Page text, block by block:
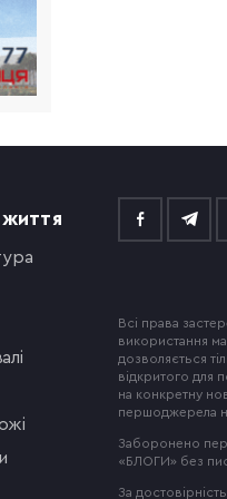
Всі права
використання
дозволяється
відкритого для
на конкретну
першоджерела
Заборонено
«БЛОГИ» без
За